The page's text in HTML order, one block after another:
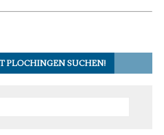
PLOCHINGEN SUCHEN!